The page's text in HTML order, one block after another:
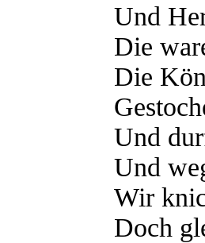
Und Herrn
Die waren
Die Königin
Gestochen
Und durften
Und weg
Wir knicken
Doch gleich,